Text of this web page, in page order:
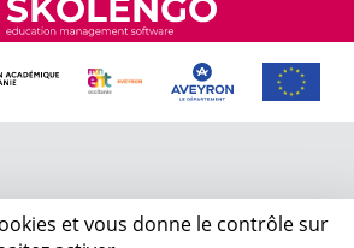
et vous donne le contrôle sur